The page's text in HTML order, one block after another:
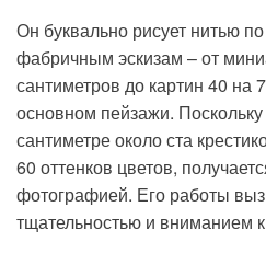
Он буквально рисует нитью
фабричным эскизам – от
сантиметров до картин 40 на
основном пейзажи.
сантиметре около ста
60 оттенков цветов,
фотографией. Его работы
тщательностью и вниманием